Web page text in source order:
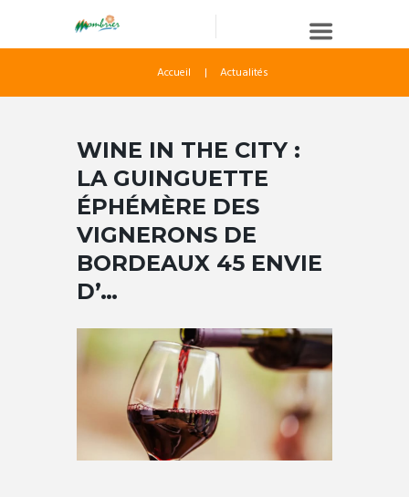
Accueil Actualités
WINE IN THE CITY :
LA GUINGUETTE
ÉPHÉMÈRE DES
VIGNERONS DE
BORDEAUX 45 ENVIE
D’…